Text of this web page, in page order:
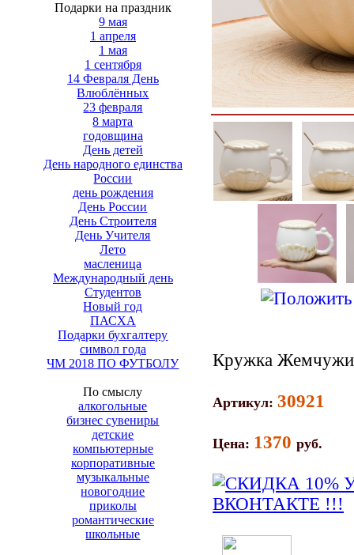
Подарки на праздник
9 мая
1 апреля
1 мая
1 сентября
14 Февраля День
Влюблённых
23 февраля
8 марта
годовщина
День детей
День народного единства
России
день рождения
День России
День Строителя
День Учителя
Лето
масленица
Международный день
Студентов
Новый год
ПАСХА
Подарки бухгалтеру
символ года
ЧМ 2018 ПО ФУТБОЛУ
По смыслу
алкогольные
бизнес сувениры
детские
компьютерные
корпоративные
музыкальные
новогодние
приколы
романтические
школьные
Кружка
Артикул: 30921
Цена: 1370 руб.